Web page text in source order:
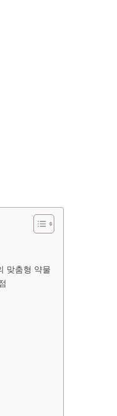
맞춤형 약물